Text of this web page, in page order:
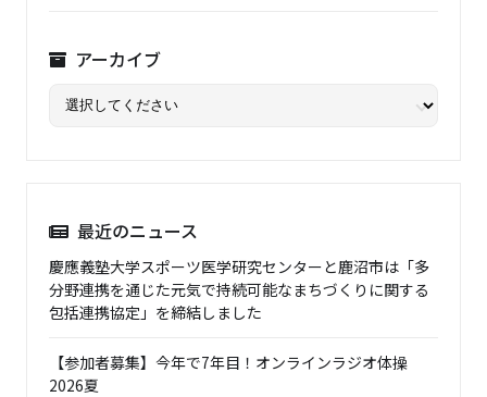
アーカイブ
最近のニュース
慶應義塾大学スポーツ医学研究センターと鹿沼市は「多
分野連携を通じた元気で持続可能なまちづくりに関する
包括連携協定」を締結しました
【参加者募集】今年で7年目！オンラインラジオ体操
2026夏